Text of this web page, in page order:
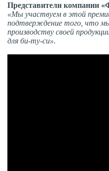
Представители компании
«Мы участвуем в этой
подтверждение того, что
производству своей
для би-ту-си».